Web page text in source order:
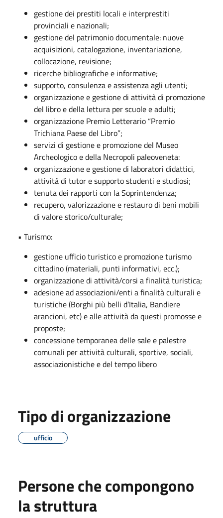
gestione dei prestiti locali e interprestiti
provinciali e nazionali;
gestione del patrimonio documentale: nuove
acquisizioni, catalogazione, inventariazione,
collocazione, revisione;
ricerche bibliografiche e informative;
supporto, consulenza e assistenza agli utenti;
organizzazione e gestione di attività di promozione
del libro e della lettura per scuole e adulti;
organizzazione Premio Letterario “Premio
Trichiana Paese del Libro”;
servizi di gestione e promozione del Museo
Archeologico e della Necropoli paleoveneta:
organizzazione e gestione di laboratori didattici,
attività di tutor e supporto studenti e studiosi;
tenuta dei rapporti con la Soprintendenza;
recupero, valorizzazione e restauro di beni mobili
di valore storico/culturale;
• Turismo:
gestione ufficio turistico e promozione turismo
cittadino (materiali, punti informativi, ecc.);
organizzazione di attività/corsi a finalità turistica;
adesione ad associazioni/enti a finalità culturali e
turistiche (Borghi più belli d’Italia, Bandiere
arancioni, etc) e alle attività da questi promosse e
proposte;
concessione temporanea delle sale e palestre
comunali per attività culturali, sportive, sociali,
associazionistiche e del tempo libero
Tipo di organizzazione
ufficio
Persone che compongono
la struttura